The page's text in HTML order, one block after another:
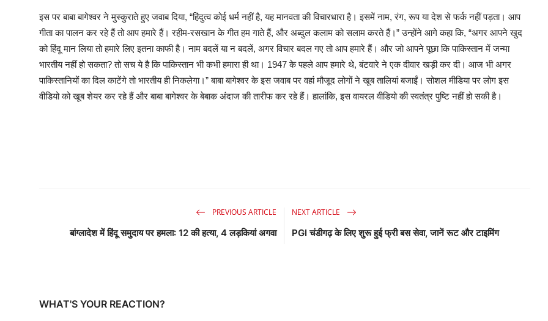
इस पर बाबा बागेश्वर ने मुस्कुराते हुए जवाब दिया, “हिंदुत्व कोई धर्म नहीं है, यह मानवता की विचारधारा है। इसमें नाम, रंग, रूप या देश से फर्क नहीं पड़ता। आप
गीता का पालन कर रहे हैं तो आप हमारे हैं। रहीम-रसखान के गीत हम गाते हैं, और अब्दुल कलाम को सलाम करते हैं।” उन्होंने आगे कहा कि, “अगर आपने खुद
को हिंदू मान लिया तो हमारे लिए इतना काफी है। नाम बदलें या न बदलें, अगर विचार बदल गए तो आप हमारे हैं। और जो आपने पूछा कि पाकिस्तान में जन्मा
भारतीय नहीं हो सकता? तो सच ये है कि पाकिस्तान भी कभी हमारा ही था। 1947 के पहले आप हमारे थे, बंटवारे ने एक दीवार खड़ी कर दी। आज भी अगर
पाकिस्तानियों का दिल काटेंगे तो भारतीय ही निकलेगा।” बाबा बागेश्वर के इस जवाब पर वहां मौजूद लोगों ने खूब तालियां बजाईं। सोशल मीडिया पर लोग इस
वीडियो को खूब शेयर कर रहे हैं और बाबा बागेश्वर के बेबाक अंदाज की तारीफ कर रहे हैं। हालांकि, इस वायरल वीडियो की स्वतंत्र पुष्टि नहीं हो सकी है।
PREVIOUS ARTICLE
बांग्लादेश में हिंदू समुदाय पर हमला: 12 की हत्या, 4 लड़कियां अगवा
NEXT ARTICLE
PGI चंडीगढ़ के लिए शुरू हुई फ्री बस सेवा, जानें रूट और टाइमिंग
WHAT'S YOUR REACTION?